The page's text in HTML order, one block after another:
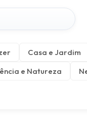
Casa e Jardim
e Natureza